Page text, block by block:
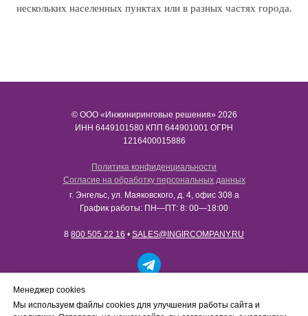
Менеджер cookies
Мы используем файлы cookies для улучшения работы сайта и
нескольких населенных пунктах или в разных частях города.
© ООО «Инжиниринговые решения» 2026
ИНН​​​​​​​ 6449101580 КПП 644901001 ОГРН
1216400015886
Политика конфиденциальности
Согласие на обработку персональных данных
Работаем только с юридическими лицами в рамках
B2B-сотрудничества. Сайт носит информационный
характер, не является интернет-магазином и не
г. Энгельс, ул. Маяковского, д. 4, офис 308 а
График работы: ПН—ПТ: 8: 00—18:00
8 800 505 22 16 • SALES@INGIRCOMPANY.RU